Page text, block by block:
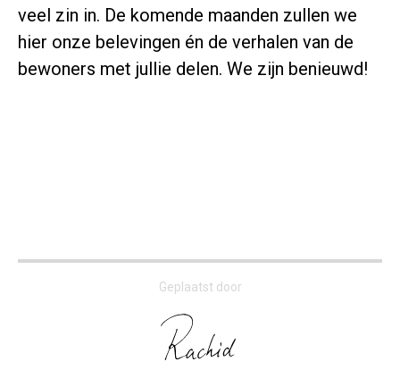
veel zin in. De komende maanden zullen we
hier onze belevingen én de verhalen van de
bewoners met jullie delen. We zijn benieuwd!
Geplaatst door